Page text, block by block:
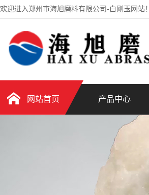
欢迎进入郑州市海旭磨料有限公司-白刚玉网站！
网站首页 产品中心